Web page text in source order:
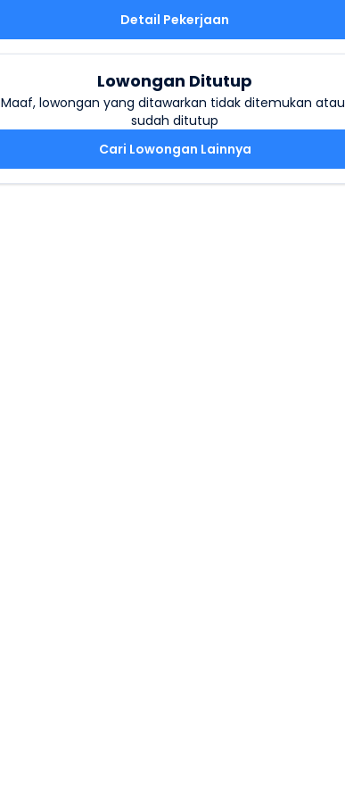
Detail Pekerjaan
Lowongan Ditutup
Maaf, lowongan yang ditawarkan tidak ditemukan atau
sudah ditutup
Cari Lowongan Lainnya